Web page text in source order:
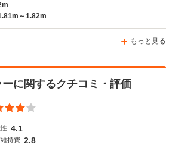
～1.82m
もっと見る
に関するクチコミ・評価
:4.1
維持費 :2.8